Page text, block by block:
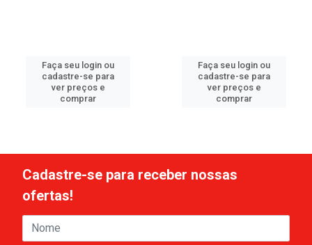
Faça seu login ou
cadastre-se para
ver preços e
comprar
Faça seu login ou
cadastre-se para
ver preços e
comprar
Cadastre-se para receber nossas
ofertas!